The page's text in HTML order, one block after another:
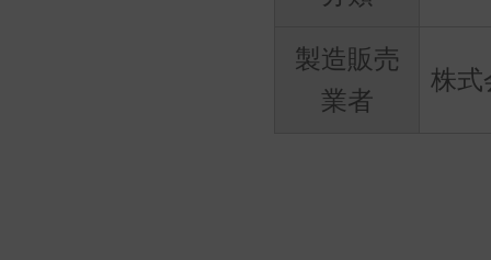
製造販売
業者
株式